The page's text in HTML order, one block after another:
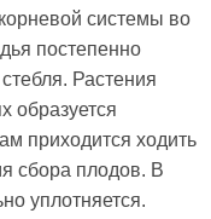
системы во
постепенно
Растения
образуется
приходится ходить
сбора плодов. В
уплотняется.